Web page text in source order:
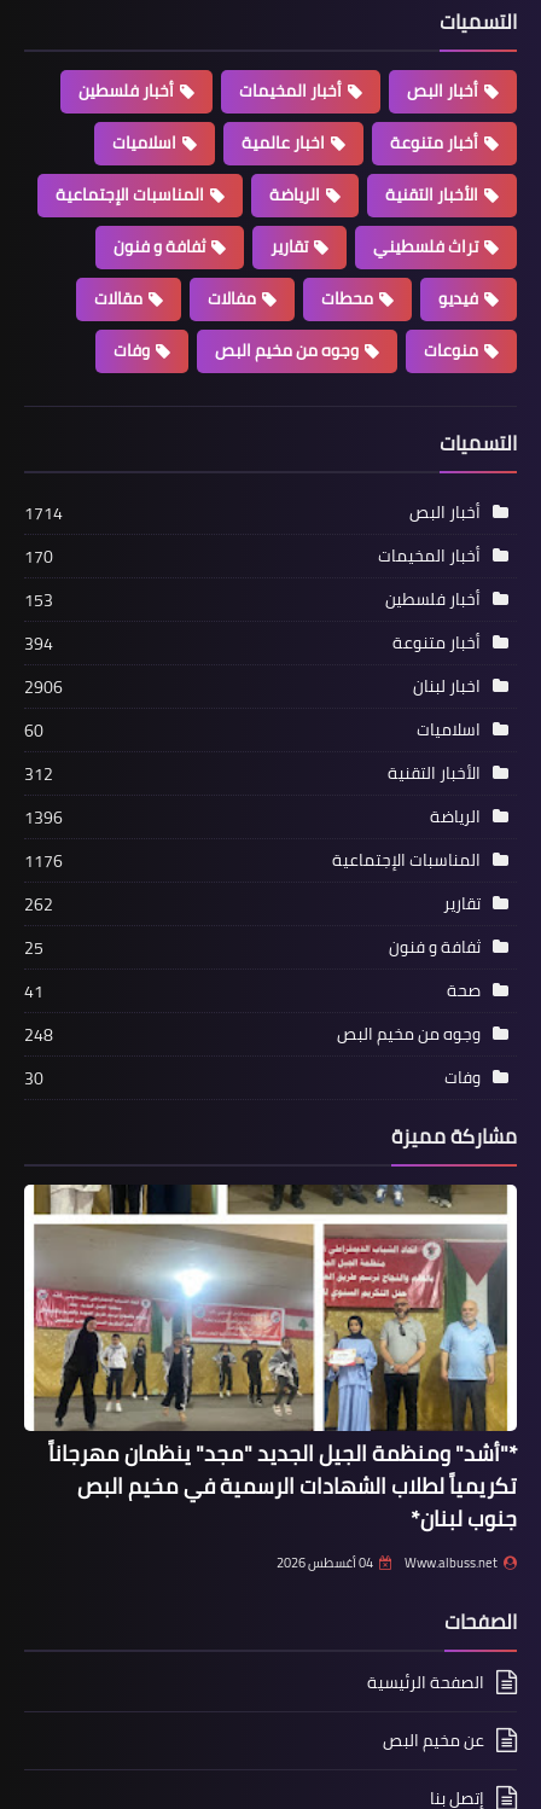
أخبار متنوعة
اليونيفيل الإيطالية تدشن طريقأً في بلدة
مروحين الحدودية
أخبار البص
منازل جل البحر تتهوى امام العاصفة
استجابة للاخوة الاعزاء كتبت عن الحب‎
أخبار البص
المستشفيات لا تسرق الأنروا بل تسرق
الشعب
فرق الاسعاف الاولي منطقة صور يرفع
التسميات
أخبار البص أخبار المخيمات
أخبار فلسطين
أخبار متنوعة
اخبار عالمية
اسلاميات
الأخبار التقنية
الرياضة
المناسبات الإجتماعية
تراث فلسطيني
تقارير
ثفافة و فنون
فيديو
محطات مفالات
مقالات
منوعات
وجوه من مخيم البص وفات
التسميات
أخبار البص
1714
أخبار المخيمات
170
أخبار فلسطين
153
أخبار متنوعة
394
اخبار لبنان
2906
اسلاميات
60
الأخبار التقنية
312
الرياضة
1396
المناسبات الإجتماعية
1176
تقارير
262
ثفافة و فنون
25
صحة
41
وجوه من مخيم البص
248
وفات
30
مشاركة مميزة
*"أشد" ومنظمة الجيل الجديد "مجد" ينظمان مهرجاناً
تكريمياً لطلاب الشهادات الرسمية في مخيم البص
جنوب لبنان*
Www.albuss.net 04 أغسطس 2026
الصفحات
الصفحة الرئيسية
عن مخيم البص
إتصل بنا